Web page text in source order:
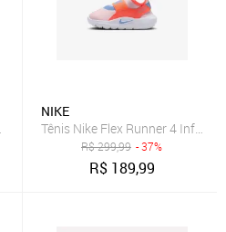
- Fila
NIKE
Tênis Nike Flex Runner 4 Infantil
R$299,99 - 37%
R$ 189,99